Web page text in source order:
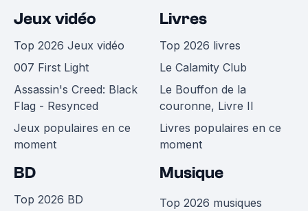
Jeux vidéo
Top 2026 Jeux vidéo
007 First Light
Assassin's Creed: Black
Flag - Resynced
Jeux populaires en ce
moment
Livres
Top 2026 livres
Le Calamity Club
Le Bouffon de la
couronne, Livre II
Livres populaires en ce
moment
BD
Top 2026 BD
Musique
Top 2026 musiques